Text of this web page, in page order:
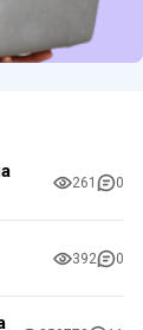
261 0
392 0